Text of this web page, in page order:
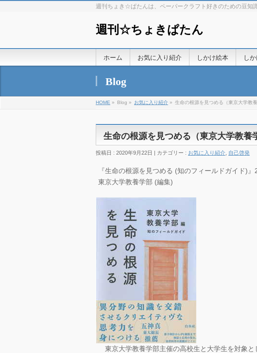
週刊ちょき☆ぱたんは、ペーパークラフト好きのための豆知
週刊☆ちょきぱたん
ホーム お気に入り紹介 しかけ絵本 し
Blog
HOME » Blog » お気に入り紹介 » 生命の根源を見つめる（東京大学教養
生命の根源を見つめる（東京大学教養
投稿日 : 2020年9月22日 | カテゴリー : お気に入り紹介 自己啓発
『生命の根源を見つめる (知のフィールドガイド)
東京大学教養学部 (編集)
東京大学教養学部主催の高校生と大学生を対象